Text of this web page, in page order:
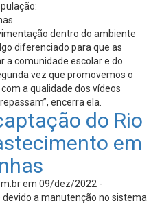
dentro do ambiente
diferenciado para que as
a comunidade escolar e do
vez que promovemos o
a qualidade dos vídeos
encerra ela.
do Rio
em
em 09/dez/2022 -
a manutenção no sistema